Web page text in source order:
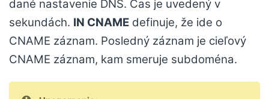
dané nastavenie DNS. Čas je uvedený v
sekundách. IN CNAME definuje, že ide o
CNAME záznam. Posledný záznam je cieľový
CNAME záznam, kam smeruje subdoména.